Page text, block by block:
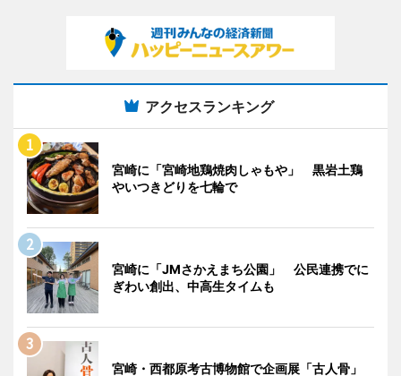
アクセスランキング
宮崎に「宮崎地鶏焼肉しゃもや」 黒岩土鶏
やいつきどりを七輪で
宮崎に「JMさかえまち公園」 公民連携でに
ぎわい創出、中高生タイムも
宮崎・西都原考古博物館で企画展「古人骨」